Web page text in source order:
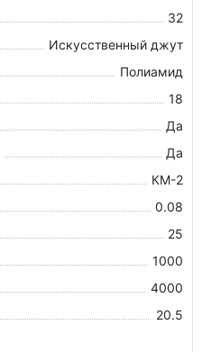
32
Искусственный джут
Полиамид
18
Да
Да
КМ-2
0.08
25
1000
4000
20.5